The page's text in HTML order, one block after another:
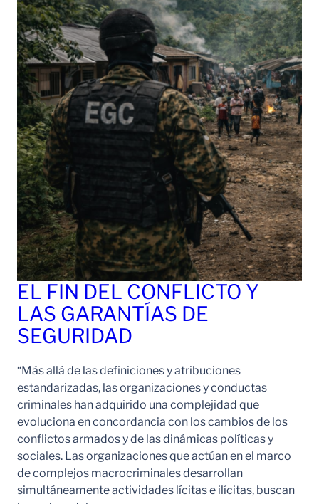
EL FIN DEL CONFLICTO Y
LAS GARANTÍAS DE
SEGURIDAD
“Más allá de las definiciones y atribuciones
estandarizadas, las organizaciones y conductas
criminales han adquirido una complejidad que
evoluciona en concordancia con los cambios de los
conflictos armados y de las dinámicas políticas y
sociales. Las organizaciones que actúan en el marco
de complejos macrocriminales desarrollan
simultáneamente actividades lícitas e ilícitas, buscan